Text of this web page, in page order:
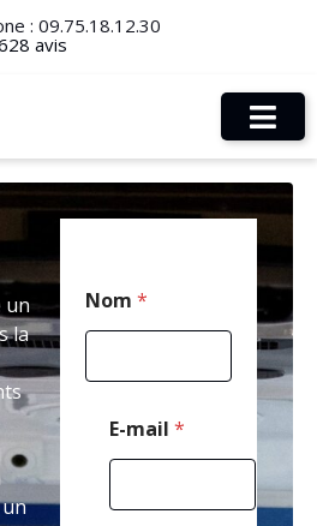
: 09.75.18.12.30
avis
un
la
Nom *
e
o
E-mail *